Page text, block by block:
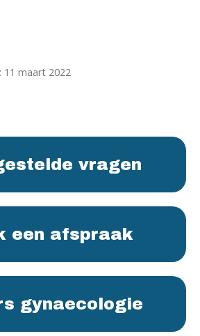
maart 2022
vragen
een afspraak
gynaecologie